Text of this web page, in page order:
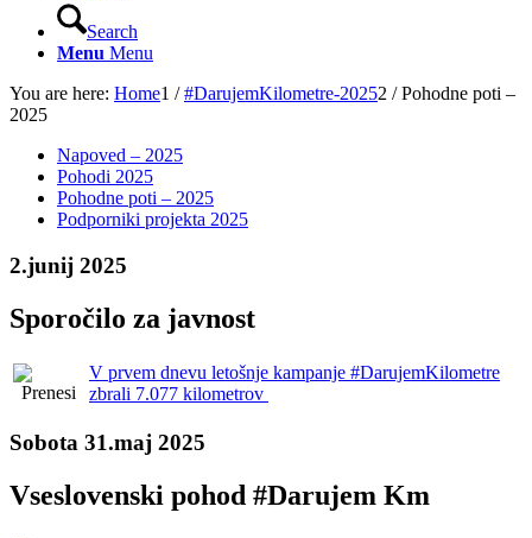
Search
Menu Menu
You are here: Home1 / #DarujemKilometre-20252 / Pohodne poti –
2025
Napoved – 2025
Pohodi 2025
Pohodne poti – 2025
Podporniki projekta 2025
2.junij 2025
Sporočilo za javnost
V prvem dnevu letošnje kampanje #DarujemKilometre
zbrali 7.077 kilometrov
Sobota 31.maj 2025
Vseslovenski pohod #Darujem Km